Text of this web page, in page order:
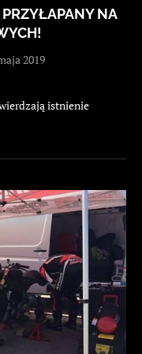
NA
2019
istnienie